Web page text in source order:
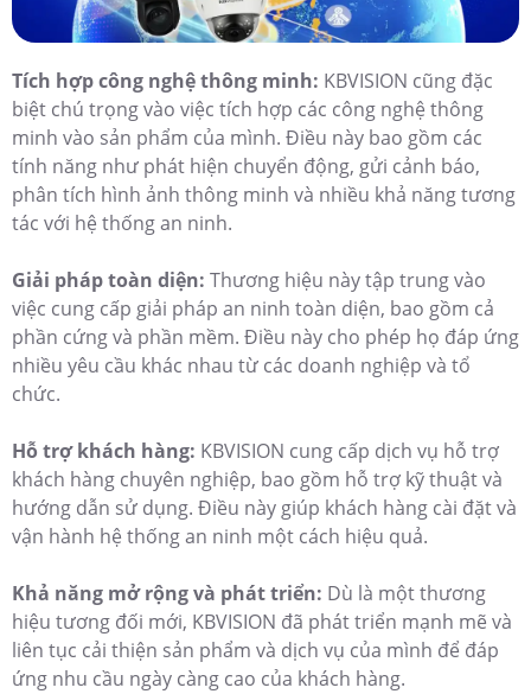
Tích hợp công nghệ thông minh: KBVISION cũng đặc
biệt chú trọng vào việc tích hợp các công nghệ thông
minh vào sản phẩm của mình. Điều này bao gồm các
tính năng như phát hiện chuyển động, gửi cảnh báo,
phân tích hình ảnh thông minh và nhiều khả năng tương
tác với hệ thống an ninh.
Giải pháp toàn diện: Thương hiệu này tập trung vào
việc cung cấp giải pháp an ninh toàn diện, bao gồm cả
phần cứng và phần mềm. Điều này cho phép họ đáp ứng
nhiều yêu cầu khác nhau từ các doanh nghiệp và tổ
chức.
Hỗ trợ khách hàng: KBVISION cung cấp dịch vụ hỗ trợ
khách hàng chuyên nghiệp, bao gồm hỗ trợ kỹ thuật và
hướng dẫn sử dụng. Điều này giúp khách hàng cài đặt và
vận hành hệ thống an ninh một cách hiệu quả.
Khả năng mở rộng và phát triển: Dù là một thương
hiệu tương đối mới, KBVISION đã phát triển mạnh mẽ và
liên tục cải thiện sản phẩm và dịch vụ của mình để đáp
ứng nhu cầu ngày càng cao của khách hàng.